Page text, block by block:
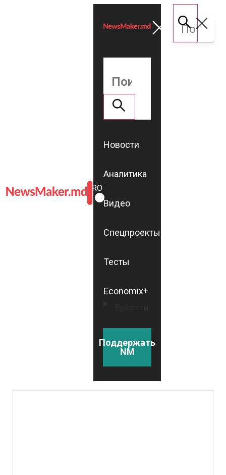
ROMÂNĂ
RU
Новости
Аналитика
Видео
Спецпроекты
Тесты
Economix+
Поддержать
NM